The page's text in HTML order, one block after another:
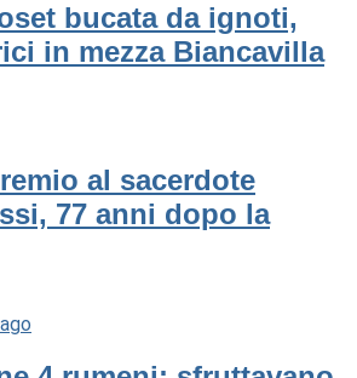
bucata da ignoti,
in mezza Biancavilla
al sacerdote
77 anni dopo la